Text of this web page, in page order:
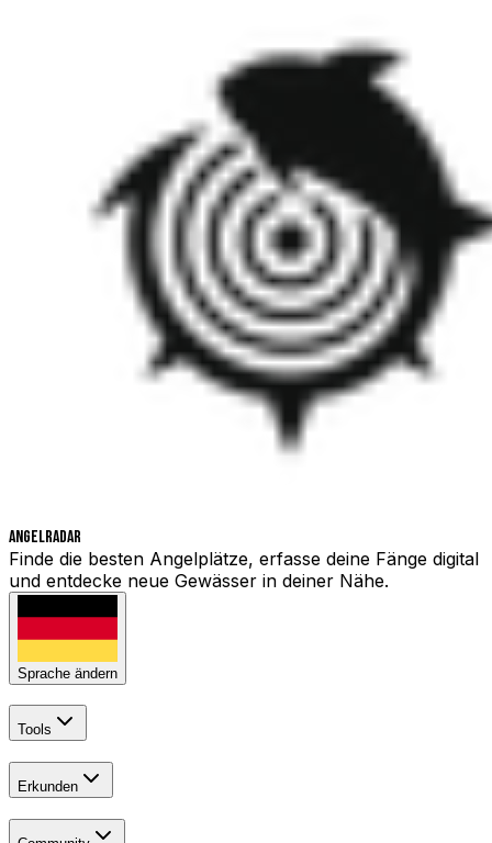
Angelradar
Finde die besten Angelplätze, erfasse deine Fänge digital
und entdecke neue Gewässer in deiner Nähe.
Sprache ändern
Tools
Erkunden